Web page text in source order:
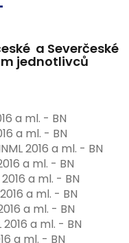
a Severčeské
jednotlivců
a ml. - BN
a ml. - BN
2016 a ml. - BN
a ml. - BN
a ml. - BN
a ml. - BN
a ml. - BN
a ml. - BN
a ml. - BN